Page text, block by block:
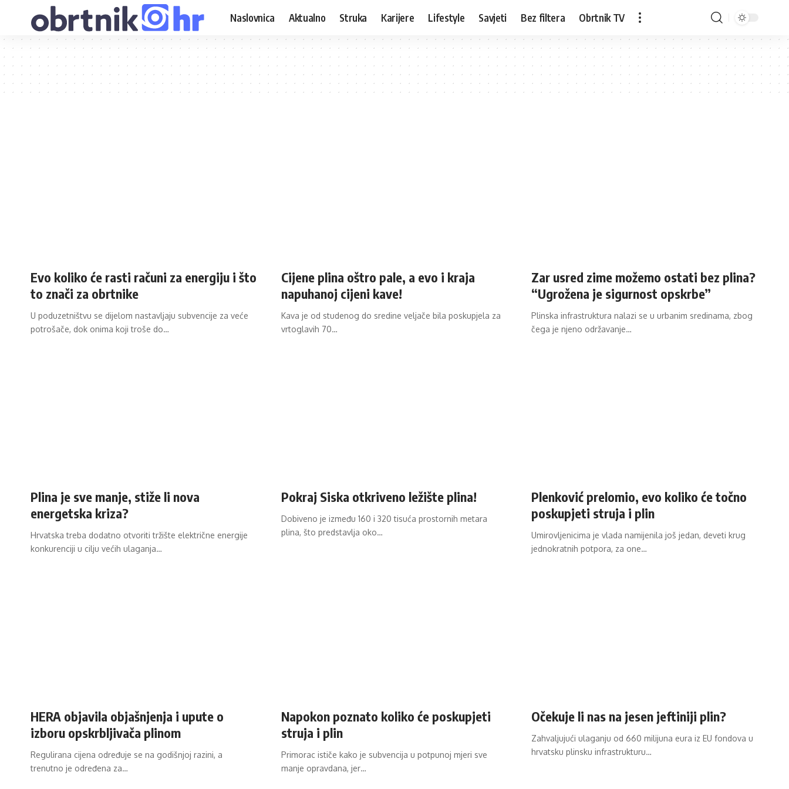
Naslovnica Aktualno Struka Karijere Lifestyle Savjeti Bez filtera Obrtnik TV
Evo koliko će rasti računi za energiju i što
to znači za obrtnike
U poduzetništvu se dijelom nastavljaju subvencije za veće
potrošače, dok onima koji troše do…
Cijene plina oštro pale, a evo i kraja
napuhanoj cijeni kave!
Kava je od studenog do sredine veljače bila poskupjela za
vrtoglavih 70…
Zar usred zime možemo ostati bez plina?
“Ugrožena je sigurnost opskrbe”
Plinska infrastruktura nalazi se u urbanim sredinama, zbog
čega je njeno održavanje…
Plina je sve manje, stiže li nova
energetska kriza?
Hrvatska treba dodatno otvoriti tržište električne energije
konkurenciji u cilju većih ulaganja…
Pokraj Siska otkriveno ležište plina!
Dobiveno je između 160 i 320 tisuća prostornih metara
plina, što predstavlja oko…
Plenković prelomio, evo koliko će točno
poskupjeti struja i plin
Umirovljenicima je vlada namijenila još jedan, deveti krug
jednokratnih potpora, za one…
HERA objavila objašnjenja i upute o
izboru opskrbljivača plinom
Regulirana cijena određuje se na godišnjoj razini, a
trenutno je određena za…
Napokon poznato koliko će poskupjeti
struja i plin
Primorac ističe kako je subvencija u potpunoj mjeri sve
manje opravdana, jer…
Očekuje li nas na jesen jeftiniji plin?
Zahvaljujući ulaganju od 660 milijuna eura iz EU fondova u
hrvatsku plinsku infrastrukturu…